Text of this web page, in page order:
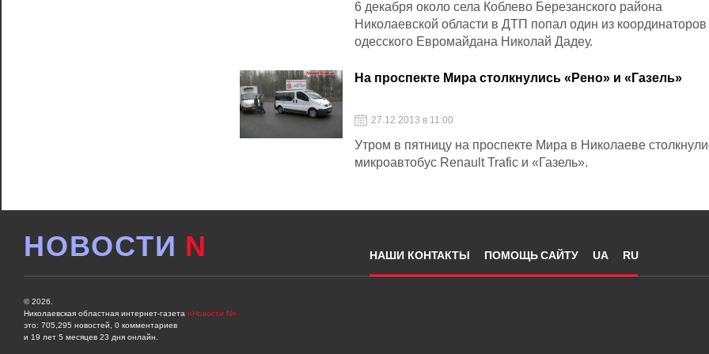
6 декабря около села Коблево Березанского района
Николаевской области в ДТП попал один из координаторов
одесского Евромайдана Николай Дадеу.
На проспекте Мира столкнулись «Рено» и «Газель»
27.12.2013 в 11:00
Утром в пятницу на проспекте Мира в Николаеве
микроавтобус Renault Trafic и «Газель».
НОВОСТИ N НАШИ КОНТАКТЫ ПОМОЩЬ САЙТУ UA RU
© 2026.
Николаевская областная интернет-газета «Новости N»
это: 705,295 новостей, 0 комментариев
и 19 лет 5 месяцев 23 дня онлайн.